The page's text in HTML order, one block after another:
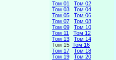
Том 01
Том 02
Том 03
Том 04
Том 05
Том 06
Том 07
Том 08
Том 09
Том 10
Том 11
Том 12
Том 13
Том 14
Том 15 Том 16
Том 17
Том 18
Том 19
Том 20